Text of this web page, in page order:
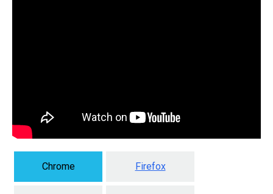
Chrome Firefox